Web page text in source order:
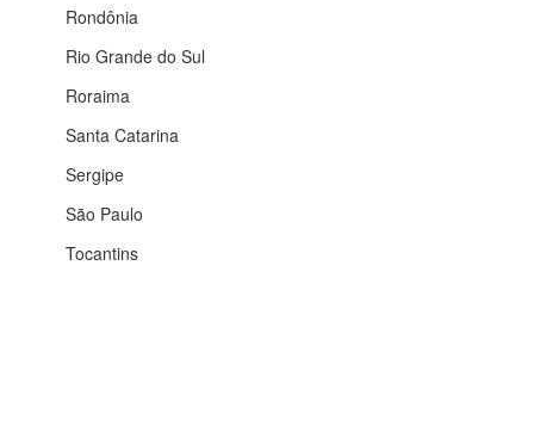
Rondônia
Rio Grande do Sul
Roraima
Santa Catarina
Sergipe
São Paulo
Tocantins